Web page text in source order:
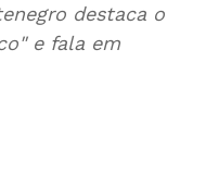
destaca o
e fala em